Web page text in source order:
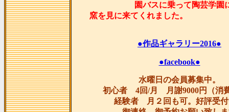
園バスに乗って陶芸学園
窯を見に来てくれま
●作品ギャラリー2016●
●facebook●
水曜日の会員募集中。
初心者 4回/月 月謝9000円（消
経験者 月２回も可。好評受